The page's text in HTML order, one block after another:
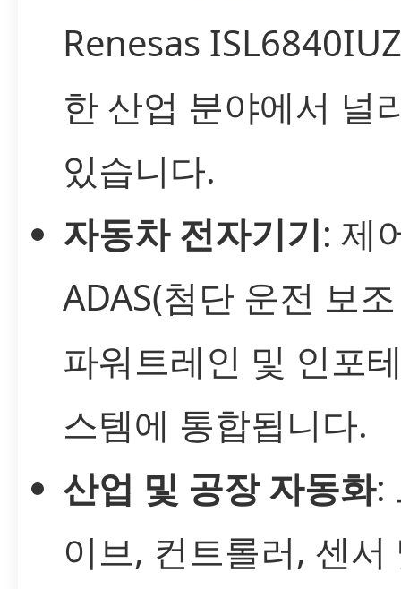
Renesas
한 산업 분야에서 널
있습니다.
자동차 전자기기: 제
ADAS(첨단 운전 보
파워트레인 및 인포
스템에 통합됩니다.
산업 및 공장 자동화:
이브, 컨트롤러, 센서